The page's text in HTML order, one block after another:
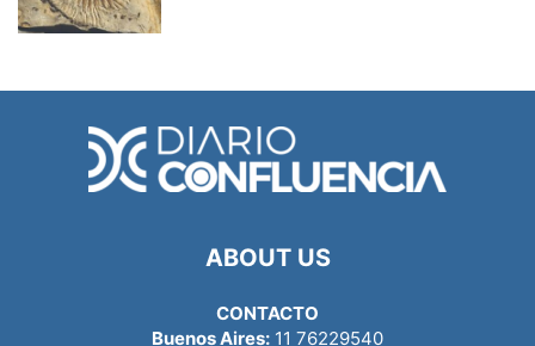
ABOUT US
CONTACTO
Buenos Aires: 11 76229540